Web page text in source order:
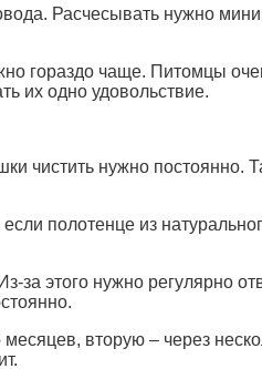
Расчесывать нужно
гораздо чаще. Питомцы
их одно удовольствие.
чистить нужно постоянно.
полотенце из
этого нужно регулярно
вторую – через